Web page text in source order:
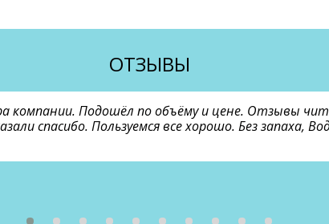
ОТЗЫВЫ
компании. Подошёл по объёму и цене. Отзывы
спасибо. Пользуемся все хорошо. Без запаха,